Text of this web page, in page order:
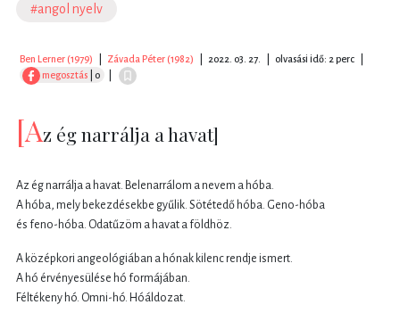
#angol nyelv
Ben Lerner (1979) Závada Péter (1982) 2022. 03. 27. olvasási idő: 2 perc
megosztás | 0
[Az ég narrálja a havat]
Az ég narrálja a havat. Belenarrálom a nevem a hóba.
A hóba, mely bekezdésekbe gyűlik. Sötétedő hóba. Geno-hóba
és feno-hóba. Odatűzöm a havat a földhöz.
A középkori angeológiában a hónak kilenc rendje ismert.
A hó érvényesülése hó formájában.
Féltékeny hó. Omni-hó. Hóáldozat.